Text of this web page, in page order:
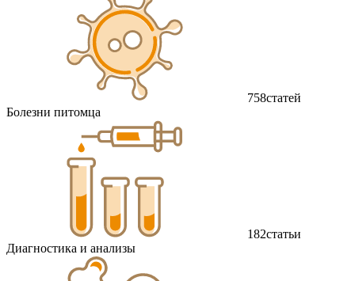
758статей
Болезни питомца
182статьи
Диагностика и анализы